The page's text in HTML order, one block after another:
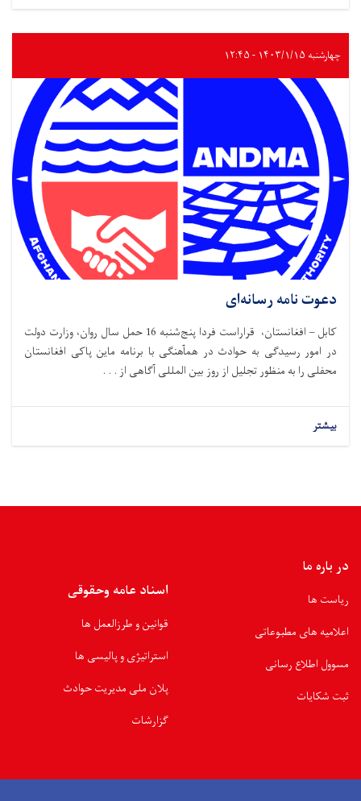
چهارشنبه ۱۴۰۳/۱/۱۵ - ۱۲:۴۵
دعوت نامه رسانه‌ای
کابل – افغانستان، قراراست فردا پنج‌شنبه 16 حمل سال روان، وزارت دولت
در امور رسیدگی به حوادث در همآهنگی با برنامه ماین پاکی افغانستان
محفلی را به منظور تجلیل از روز بین المللی آگاهی از . . .
بیشتر
در باره ما
ریاست ها
اعلامیه های مطبوعاتی
مسوول اطلاع رسانی
ثبت شکایات
اسناد عامه وحقوقی
قوانین و طرزالعمل ها
استراتیژی و پالیسی ها
پلان ملی مدیریت حوادث
گزارشات